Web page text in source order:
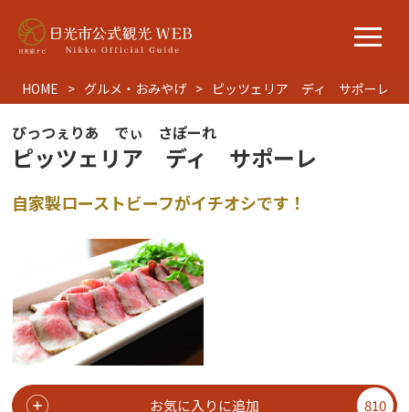
HOME グルメ・おみやげ ピッツェリア ディ サポーレ
ぴっつぇりあ でぃ さぽーれ
ピッツェリア ディ サポーレ
自家製ローストビーフがイチオシです！
お気に入りに追加 810